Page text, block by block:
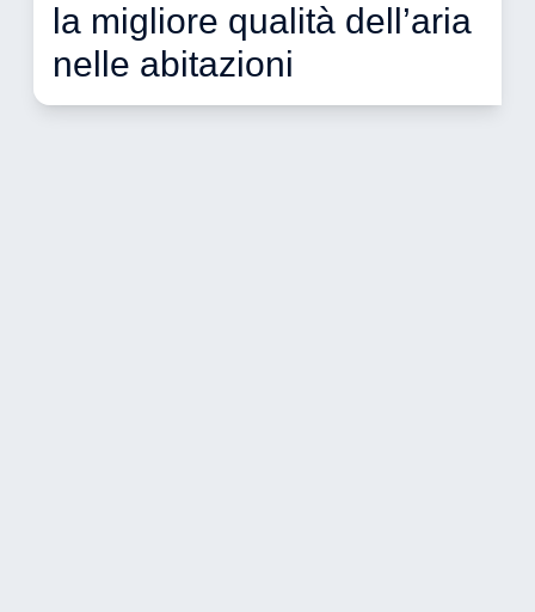
la migliore qualità dell’aria
nelle abitazioni